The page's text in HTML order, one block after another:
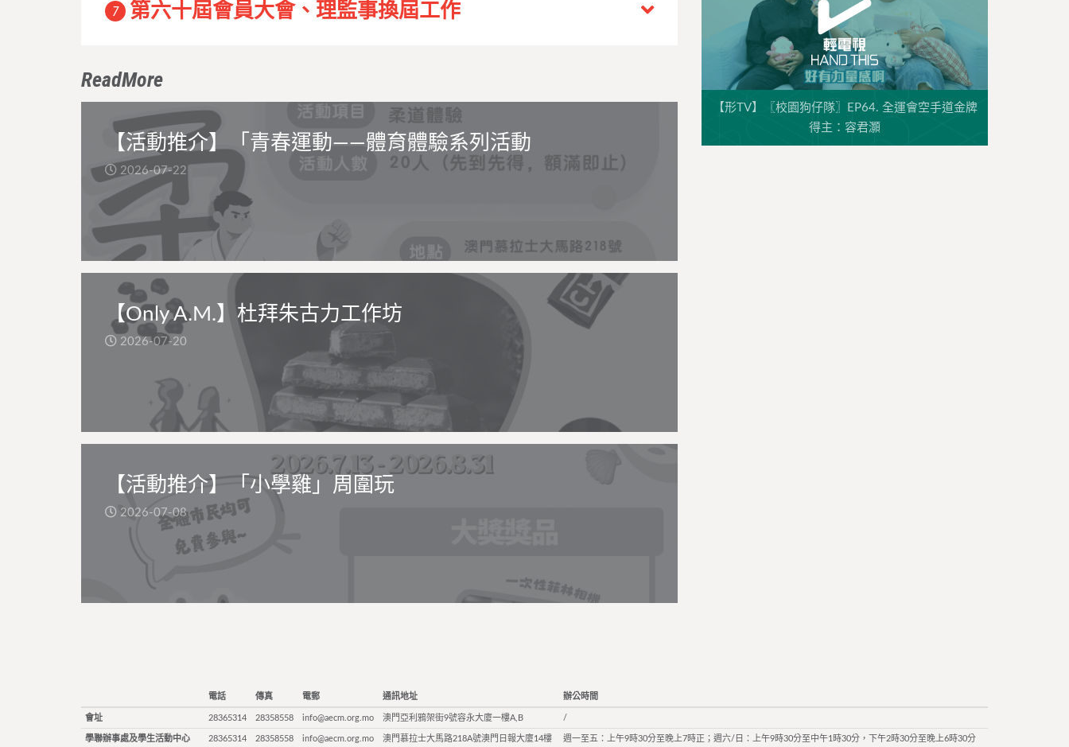
7 第六十屆會員大會、理監事換屆工作
ReadMore
【活動推介】「青春運動——體育體驗系列活動
2026-07-22
【Only A.M.】杜拜朱古力工作坊
2026-07-20
【活動推介】「小學雞」周圍玩
2026-07-08
【形TV】〖校園狗仔隊〗EP64. 全運會空手道金牌
得主：容君灝
電話 傳真 電郵 通訊地址 辦公時間
會址 28365314 28358558 info@aecm.org.mo 澳門亞利鴉架街9號容永大廈一樓A,B /
學聯辦事處及學生活動中心 28365314 28358558 info@aecm.org.mo 澳門慕拉士大馬路218A號澳門日報大廈14樓 週一至五：上午9時30分至晚上7時正；週六/日：上午9時30分至中午1時30分，下午2時30分至晚上6時30分